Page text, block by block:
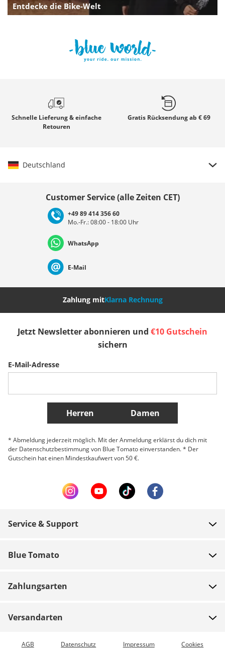
Entdecke die Bike-Welt
SchnelleLieferung & einfache
Retouren
GratisRücksendung ab € 69
Deutschland
Deutschland Österreich
Nederland Italia (Italiano) Italien (Deutsch)
Slovenija
Weitere Länder
Customer Service (alle Zeiten CET)
+49 89 414 356 60
Mo.-Fr.: 08:00 - 18:00 Uhr
WhatsApp
E-Mail
Zahlung mitKlarna Rechnung
Jetzt Newsletter abonnieren und €10 Gutschein
sichern
E-Mail-Adresse
Herren Damen
* Abmeldung jederzeit möglich. Mit der Anmeldung erklärst du dich mit
der Datenschutzbestimmung von Blue Tomato einverstanden. * Der
Gutschein hat einen Mindestkaufwert von 50 €.
Service & Support
Versand
Gutscheine
Blue Tomato
Blue World
Zahlungsarten
Versandarten
Expressversand möglich
AGB Datenschutz Impressum Cookies